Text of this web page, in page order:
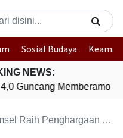
Sosial Budaya
NEWS:
Guncang Memberamo
Penghargaan Korlantas Polri